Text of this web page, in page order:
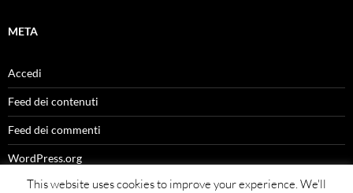
META
Accedi
Feed dei contenuti
Feed dei commenti
WordPress.org
This website uses cookies to improve your experience. We'll